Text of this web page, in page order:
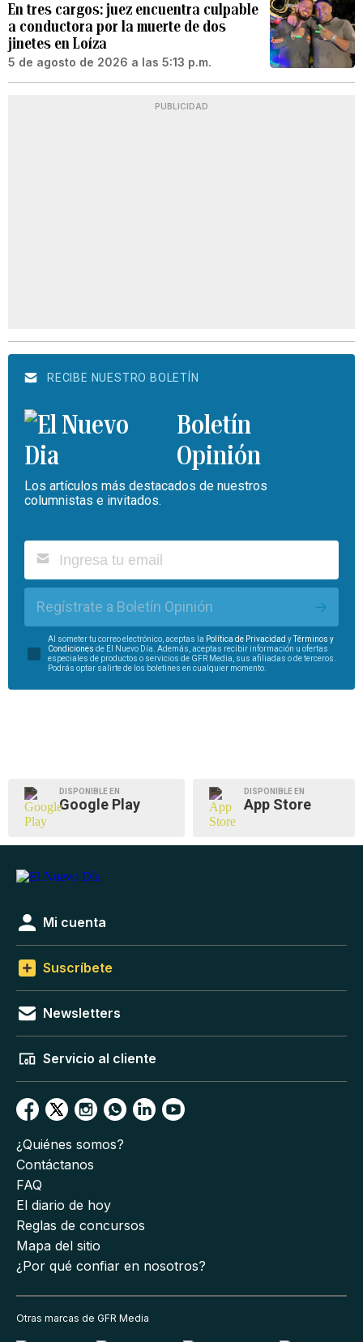
En tres cargos: juez encuentra culpable
a conductora por la muerte de dos
jinetes en Loíza
5 de agosto de 2026 a las 5:13 p.m.
PUBLICIDAD
RECIBE NUESTRO BOLETÍN
Boletín
Opinión
Los artículos más destacados de nuestros
columnistas e invitados.
Regístrate a Boletín Opinión
Al someter tu correo electrónico, aceptas la Política de Privacidad y
Términos y
Condiciones de El Nuevo Día. Además, aceptas recibir información u ofertas
especiales de productos o servicios de GFR Media, sus afiliadas o de terceros.
Podrás optar salirte de los boletines en cualquier momento.
DISPONIBLE EN
Google Play
DISPONIBLE EN
App Store
Mi cuenta
Suscríbete
Newsletters
Servicio al cliente
¿Quiénes somos?
Contáctanos
FAQ
El diario de hoy
Reglas de concursos
Mapa del sitio
¿Por qué confiar en nosotros?
Otras marcas de GFR Media